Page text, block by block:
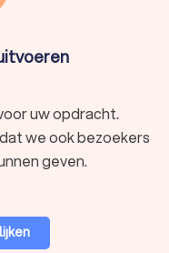
uw opdracht.
we ook bezoekers
geven.